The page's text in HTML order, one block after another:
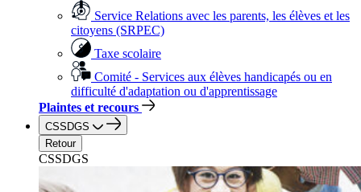
Service Relations avec les parents, les élèves et les
citoyens (SRPEC)
Taxe scolaire
Comité - Services aux élèves handicapés ou en
difficulté d'adaptation ou d'apprentissage
Plaintes et recours
CSSDGS
Retour
CSSDGS